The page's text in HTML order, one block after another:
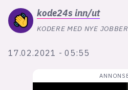
kode24s inn/ut
KODERE MED NYE JOBBER
17.02.2021 - 05:55
suksesshistorier
Bli firmapartner